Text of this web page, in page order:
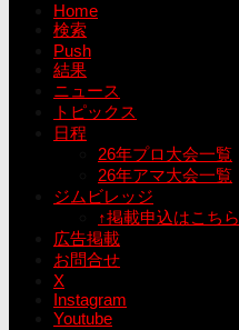
Home
検索
Push
結果
ニュース
トピックス
日程
26年プロ大会一覧
26年アマ大会一覧
ジムビレッジ
↑掲載申込はこちら
広告掲載
お問合せ
X
Instagram
Youtube